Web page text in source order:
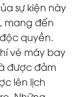
sự kiện này
mang đến
quyền.
vé máy bay
được đảm
lên lịch